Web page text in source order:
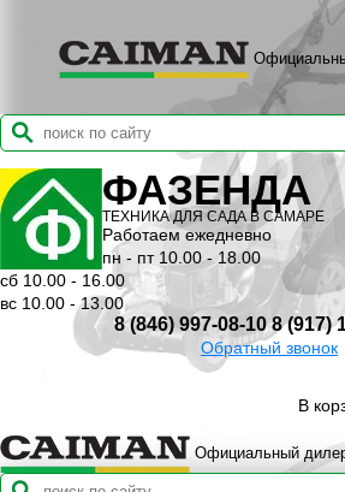
ФАЗЕНДА
ТЕХНИКА ДЛЯ САДА В САМАРЕ
Работаем ежедневно
пн - пт 10.00 - 18.00
сб 10.00 - 16.00
вс 10.00 - 13.00
8 (846) 997-08-10 8 (917)
Обратный звонок
В
Официальный